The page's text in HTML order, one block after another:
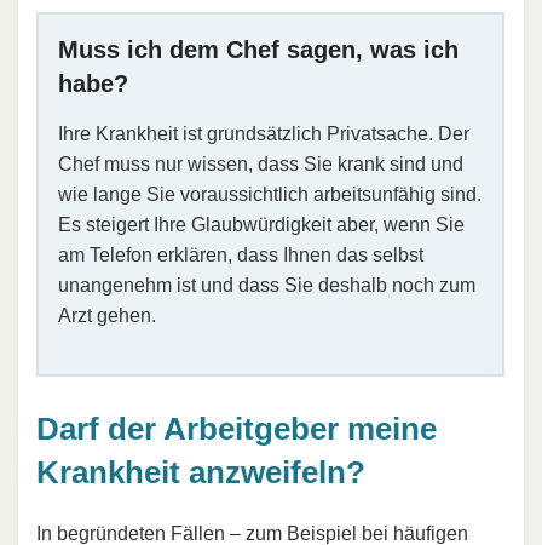
Muss ich dem Chef sagen, was ich
habe?
Ihre Krankheit ist grundsätzlich Privatsache. Der
Chef muss nur wissen, dass Sie krank sind und
wie lange Sie voraussichtlich arbeitsunfähig sind.
Es steigert Ihre Glaubwürdigkeit aber, wenn Sie
am Telefon erklären, dass Ihnen das selbst
unangenehm ist und dass Sie deshalb noch zum
Arzt gehen.
Darf der Arbeitgeber meine
Krankheit anzweifeln?
In begründeten Fällen – zum Beispiel bei häufigen